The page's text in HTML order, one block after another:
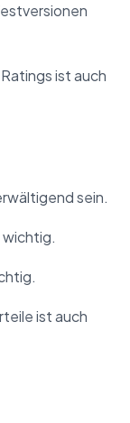
ist auch
sein.
wichtig.
ist auch